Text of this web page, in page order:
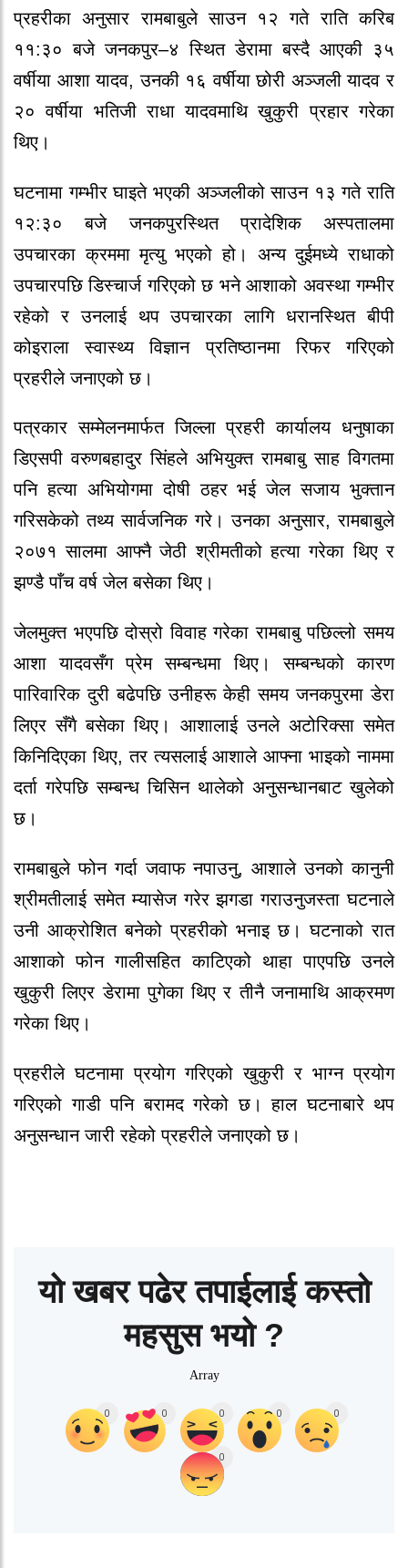
प्रहरीका अनुसार रामबाबुले साउन १२ गते राति करिब
११:३० बजे जनकपुर–४ स्थित डेरामा बस्दै आएकी ३५
वर्षीया आशा यादव, उनकी १६ वर्षीया छोरी अञ्जली यादव र
२० वर्षीया भतिजी राधा यादवमाथि खुकुरी प्रहार गरेका
थिए।
घटनामा गम्भीर घाइते भएकी अञ्जलीको साउन १३ गते राति
१२:३० बजे जनकपुरस्थित प्रादेशिक अस्पतालमा
उपचारका क्रममा मृत्यु भएको हो। अन्य दुईमध्ये राधाको
उपचारपछि डिस्चार्ज गरिएको छ भने आशाको अवस्था गम्भीर
रहेको र उनलाई थप उपचारका लागि धरानस्थित बीपी
कोइराला स्वास्थ्य विज्ञान प्रतिष्ठानमा रिफर गरिएको
प्रहरीले जनाएको छ।
पत्रकार सम्मेलनमार्फत जिल्ला प्रहरी कार्यालय धनुषाका
डिएसपी वरुणबहादुर सिंहले अभियुक्त रामबाबु साह विगतमा
पनि हत्या अभियोगमा दोषी ठहर भई जेल सजाय भुक्तान
गरिसकेको तथ्य सार्वजनिक गरे। उनका अनुसार, रामबाबुले
२०७१ सालमा आफ्नै जेठी श्रीमतीको हत्या गरेका थिए र
झण्डै पाँच वर्ष जेल बसेका थिए।
जेलमुक्त भएपछि दोस्रो विवाह गरेका रामबाबु पछिल्लो समय
आशा यादवसँग प्रेम सम्बन्धमा थिए। सम्बन्धको कारण
पारिवारिक दुरी बढेपछि उनीहरू केही समय जनकपुरमा डेरा
लिएर सँगै बसेका थिए। आशालाई उनले अटोरिक्सा समेत
किनिदिएका थिए, तर त्यसलाई आशाले आफ्ना भाइको नाममा
दर्ता गरेपछि सम्बन्ध चिसिन थालेको अनुसन्धानबाट खुलेको
छ।
रामबाबुले फोन गर्दा जवाफ नपाउनु, आशाले उनको कानुनी
श्रीमतीलाई समेत म्यासेज गरेर झगडा गराउनुजस्ता घटनाले
उनी आक्रोशित बनेको प्रहरीको भनाइ छ। घटनाको रात
आशाको फोन गालीसहित काटिएको थाहा पाएपछि उनले
खुकुरी लिएर डेरामा पुगेका थिए र तीनै जनामाथि आक्रमण
गरेका थिए।
प्रहरीले घटनामा प्रयोग गरिएको खुकुरी र भाग्न प्रयोग
गरिएको गाडी पनि बरामद गरेको छ। हाल घटनाबारे थप
अनुसन्धान जारी रहेको प्रहरीले जनाएको छ।
यो खबर पढेर तपाईलाई कस्तो
महसुस भयो ?
Array
0 0 0 0 0
0